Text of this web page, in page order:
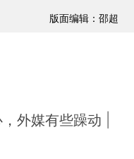
版面编辑：邵超
外媒有些躁动 |